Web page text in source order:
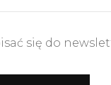
się do